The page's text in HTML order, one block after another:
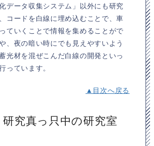
データ収集システム」以外にも研究
コードを白線に埋め込むことで、車
ていくことで情報を集めることがで
、夜の暗い時にでも見えやすいよう
光材を混ぜこんだ白線の開発といっ
っています。
▲目次へ戻る
究真っ只中の研究室